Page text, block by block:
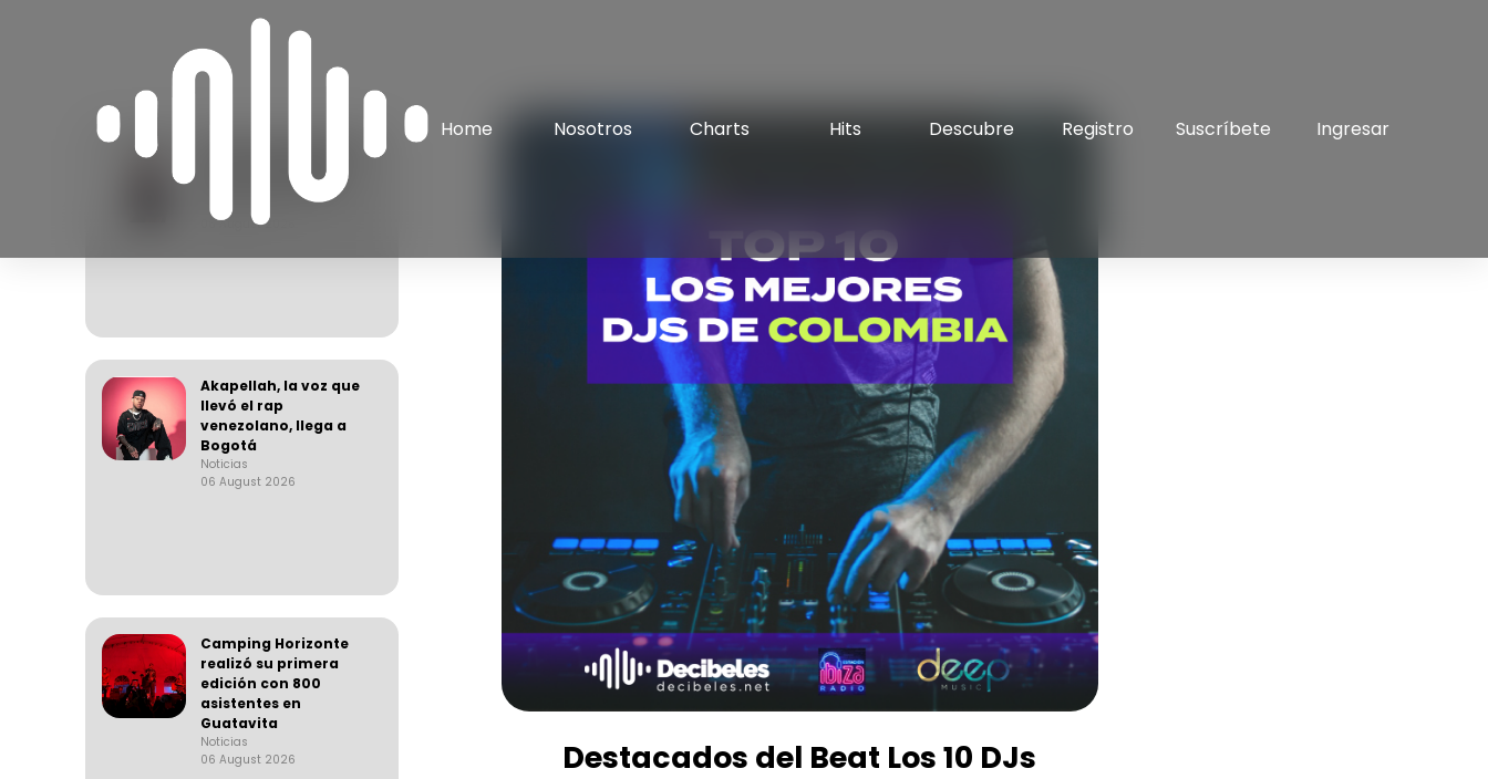
Home Nosotros Charts Hits Descubre Registro Suscríbete Ingresar
del rap venezolano
06 August 2026
Akapellah, la voz que
llevó el rap
venezolano, llega a
Bogotá
Noticias
06 August 2026
Camping Horizonte
realizó su primera
edición con 800
asistentes en
Guatavita
Noticias
06 August 2026
Destacados del Beat Los 10 DJs